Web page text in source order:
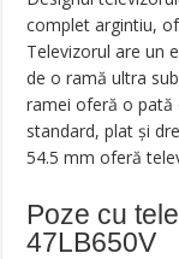
complet argintiu,
Televizorul are un
de o ramă ultra
ramei oferă o pată
standard, plat și
54.5 mm oferă
Poze cu
47LB650V